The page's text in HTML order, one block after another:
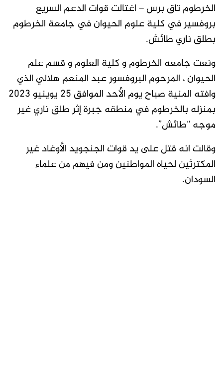
الخرطوم تاق برس – اغتالت قوات الدعم السريع
بروفسير في كلية علوم الحيوان في جامعة الخرطوم
بطلق ناري طائش.
ونعت جامعه الخرطوم و كلية العلوم و قسم علم
الحيوان ، المرحوم البروفسور عبد المنعم هلالي الذي
وافته المنية صباح يوم الأحد الموافق ٢٥ يوينيو ٢٠٢٣
بمنزله بالخرطوم في منطقه جبرة إثر طلق ناري غير
موجه “طائش”.
وقالت انه قتل على يد قوات الجنجويد الأوغاد غير
المكترثين لحياه المواطنين ومن فيهم من علماء
السودان.